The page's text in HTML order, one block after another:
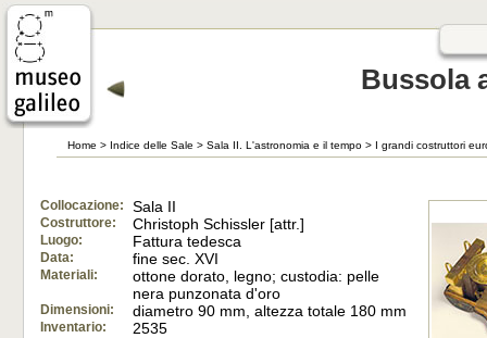
Bussola
Home > Indice delle Sale > Sala II. L'astronomia e il tempo > I grandi costruttori
Collocazione: Sala II
Costruttore: Christoph Schissler [attr.]
Luogo: Fattura tedesca
Data: fine sec. XVI
Materiali:
ottone dorato, legno; custodia: pelle
nera punzonata d'oro
Dimensioni: diametro 90 mm, altezza totale 180 mm
Inventario: 2535